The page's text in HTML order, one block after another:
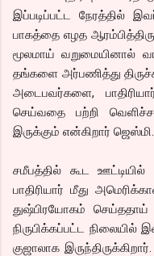
இப்படிப்பட்ட நேரத்தில்
பாகத்தை எழத
மூலமாய் வறுமையினால்
தங்களை அர்பணித்து
அடைபவர்களை,
செய்வதை பற்றி
இருக்கும் என்கிறார் ஜெஸ்மி.
சமீபத்தில் கூட
பாதிரியார் மீது
துஷ்பிரயோகம் செய்ததாய்
நிருபிக்கப்பட்ட நிலையில்
குஜாலாக